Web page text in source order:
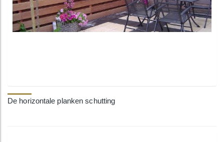
De horizontale planken schutting